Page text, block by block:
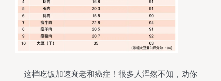
这样吃饭加速衰老和癌症！很多人浑然不知，劝你